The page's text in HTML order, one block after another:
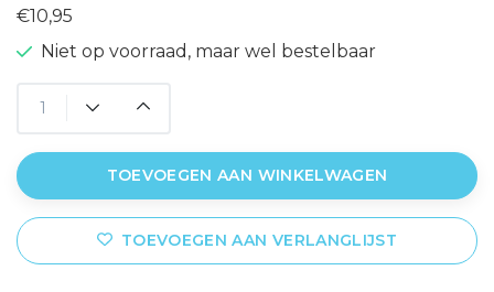
€10,95
Niet op voorraad, maar wel bestelbaar
TOEVOEGEN AAN WINKELWAGEN
TOEVOEGEN AAN VERLANGLIJST